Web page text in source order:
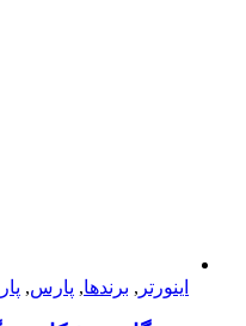
اینورتر , برندها, پارس,